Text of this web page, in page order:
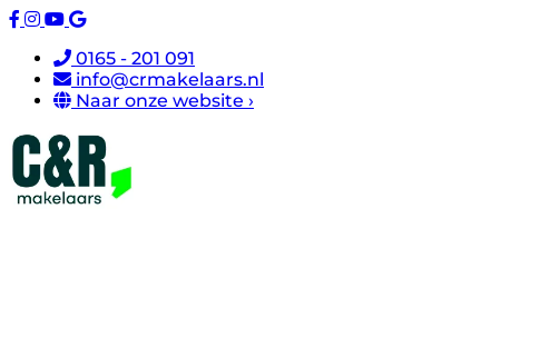
0165 - 201 091
info@crmakelaars.nl
Naar onze website ›